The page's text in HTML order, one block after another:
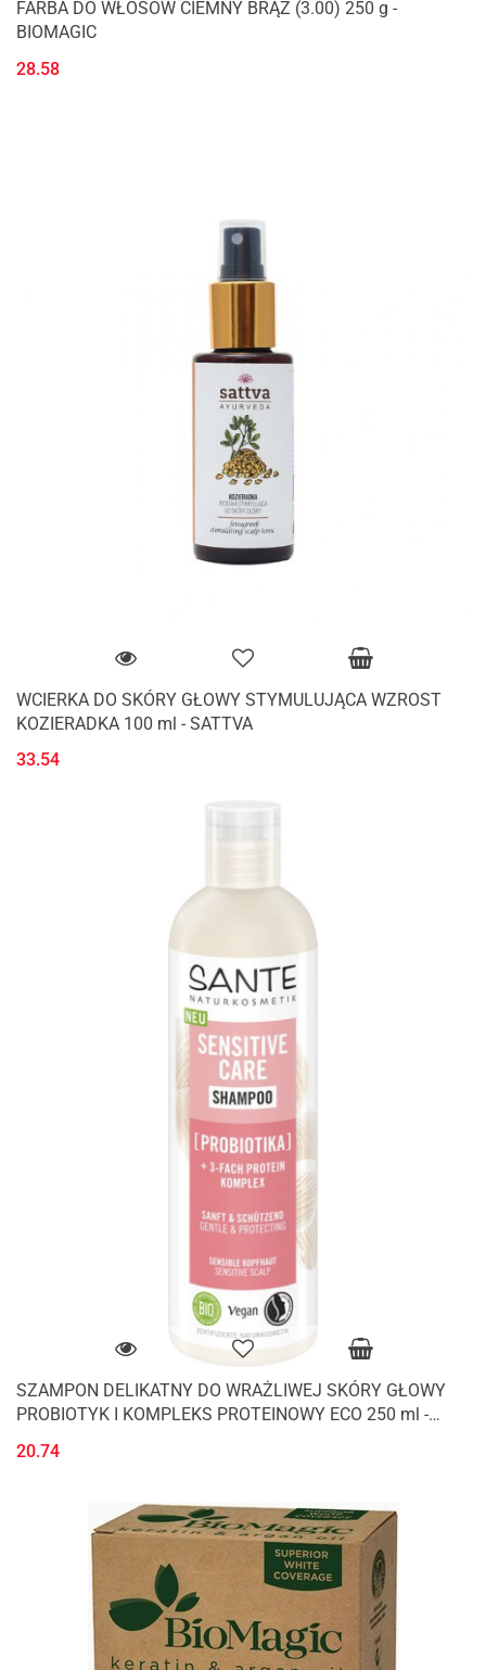
FARBA DO WŁOSÓW CIEMNY BRĄZ (3.00) 250 g -
BIOMAGIC
28.58
WCIERKA DO SKÓRY GŁOWY STYMULUJĄCA WZROST
KOZIERADKA 100 ml - SATTVA
33.54
SZAMPON DELIKATNY DO WRAŻLIWEJ SKÓRY GŁOWY
PROBIOTYK I KOMPLEKS PROTEINOWY ECO 250 ml -
20.74